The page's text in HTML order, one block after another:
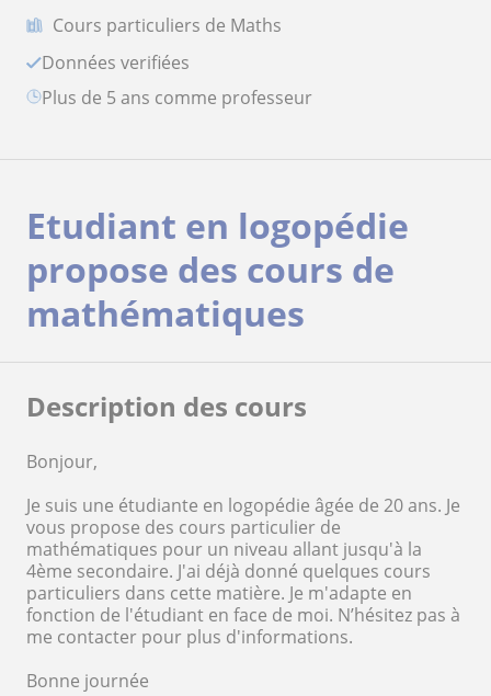
Cours particuliers de Maths
Données verifiées
plus de 5 ans comme professeur
Etudiant en logopédie
propose des cours de
mathématiques
Description des cours
Bonjour,
Je suis une étudiante en logopédie âgée de 20 ans. Je
vous propose des cours particulier de
mathématiques pour un niveau allant jusqu'à la
4ème secondaire. J'ai déjà donné quelques cours
particuliers dans cette matière. Je m'adapte en
fonction de l'étudiant en face de moi. N’hésitez pas à
me contacter pour plus d'informations.
Bonne journée